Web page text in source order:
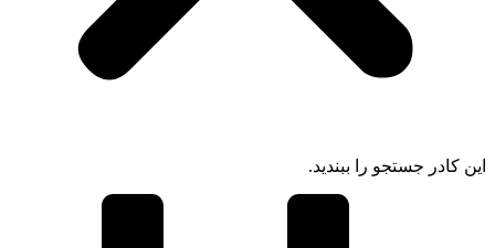
کادر جستجو را ببندید.